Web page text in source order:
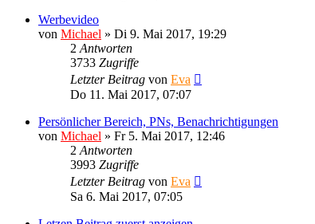
Werbevideo
von Michael » Di 9. Mai 2017, 19:29
2 Antworten
3733 Zugriffe
Letzter Beitrag von Eva
Do 11. Mai 2017, 07:07
Persönlicher Bereich, PNs, Benachrichtigungen
von Michael » Fr 5. Mai 2017, 12:46
2 Antworten
3993 Zugriffe
Letzter Beitrag von Eva
Sa 6. Mai 2017, 07:05